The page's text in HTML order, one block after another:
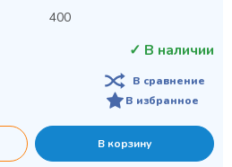
400
✓ В наличии
В сравнение
В избранное
В корзину